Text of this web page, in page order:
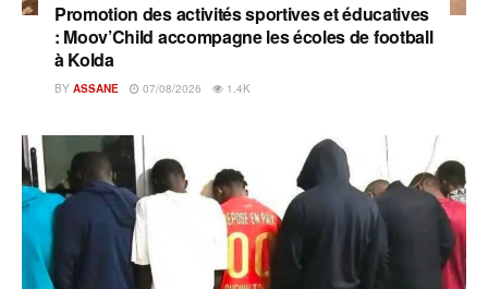
Promotion des activités sportives et éducatives
: Moov’Child accompagne les écoles de football
à Kolda
BY ASSANE 07/08/2026 1.4K